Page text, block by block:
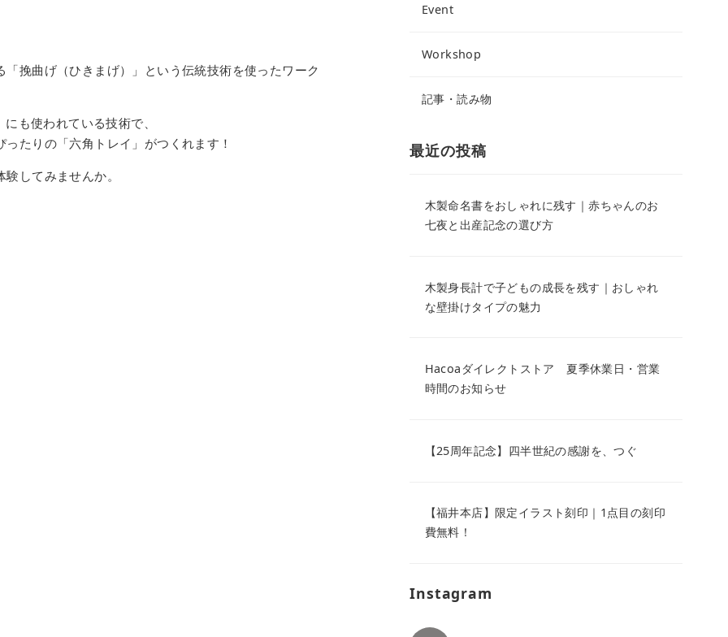
挽曲げ（ひきまげ）」という伝統技術を使ったワーク
にも使われている技術で、
たりの「六角トレイ」がつくれます！
してみませんか。
Event
Workshop
記事・読み物
最近の投稿
木製命名書をおしゃれに残す｜赤ちゃんのお
七夜と出産記念の選び方
木製身長計で子どもの成長を残す｜おしゃれ
な壁掛けタイプの魅力
Hacoaダイレクトストア 夏季休業日・営業
時間のお知らせ
【25周年記念】四半世紀の感謝を、つぐ
【福井本店】限定イラスト刻印｜1点目の刻印
費無料！
Instagram